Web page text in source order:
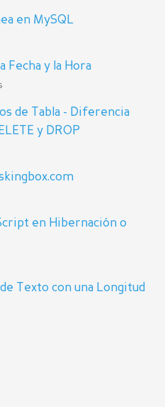
en MySQL
Fecha y la Hora
de Tabla - Diferencia
y DROP
en Hibernación o
Texto con una Longitud